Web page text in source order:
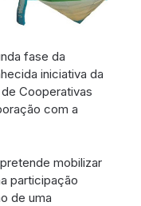
fase da
iniciativa da
Cooperativas
com a
mobilizar
participação
de uma